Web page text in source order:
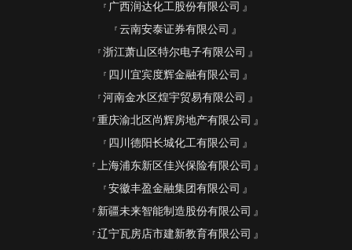
广西润达化工股份有限公司
云南安泰证券有限公司
浙江萧山区特尔电子有限公司
四川宜宾度辉金融有限公司
河南金水区煌宇贸易有限公司
重庆渝北区尚辉房地产有限公司
四川德阳长城化工有限公司
上海浦东新区佳兴保险有限公司
安徽丰盈金融集团有限公司
新疆未来智能制造股份有限公司
辽宁瓦房店市建新教育有限公司